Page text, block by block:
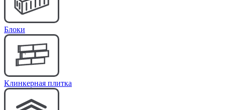
Блоки
Клинкерная плитка